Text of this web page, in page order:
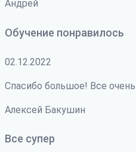
Андрей
Обучение понравилось
02.12.2022
Спасибо большое! Все
Алексей Бакушин
Все супер